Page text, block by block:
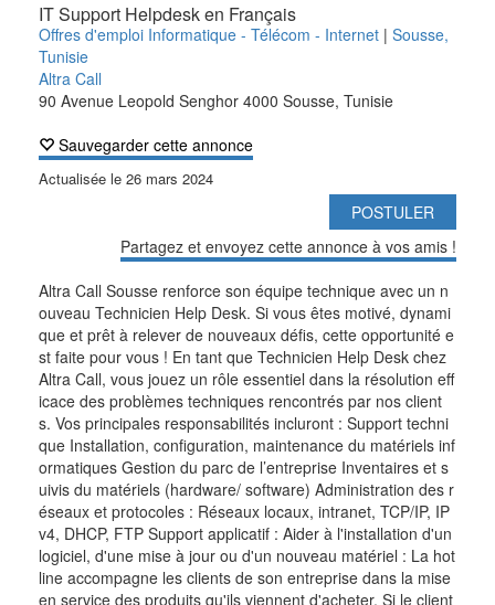
IT Support Helpdesk en Français
Offres d'emploi Informatique - Télécom - Internet | Sousse,
Tunisie
Altra Call
90 Avenue Leopold Senghor 4000 Sousse, Tunisie
Sauvegarder cette annonce
Actualisée le 26 mars 2024
POSTULER
Partagez et envoyez cette annonce à vos amis !
Altra Call Sousse renforce son équipe technique avec un n
ouveau Technicien Help Desk. Si vous êtes motivé, dynami
que et prêt à relever de nouveaux défis, cette opportunité e
st faite pour vous ! En tant que Technicien Help Desk chez
Altra Call, vous jouez un rôle essentiel dans la résolution eff
icace des problèmes techniques rencontrés par nos client
s. Vos principales responsabilités incluront : Support techni
que Installation, configuration, maintenance du matériels inf
ormatiques Gestion du parc de l’entreprise Inventaires et s
uivis du matériels (hardware/ software) Administration des r
éseaux et protocoles : Réseaux locaux, intranet, TCP/IP, IP
v4, DHCP, FTP Support applicatif : Aider à l'installation d'un
logiciel, d'une mise à jour ou d'un nouveau matériel : La hot
line accompagne les clients de son entreprise dans la mise
en service des produits qu'ils viennent d'acheter. Si le client